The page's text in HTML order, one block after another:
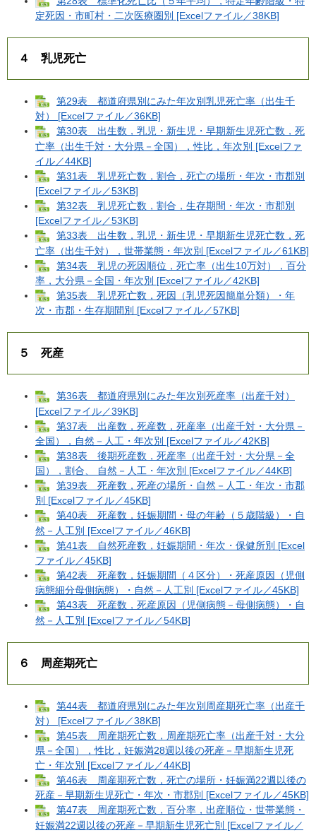
定死因・市町村・二次医療圏別 [Excelファイル／38KB]
４ 乳児死亡
第29表 都道府県別にみた年次別乳児死亡率（出生千
対） [Excelファイル／36KB]
第30表 出生数，乳児・新生児・早期新生児死亡数，死
亡率（出生千対・大分県－全国），性比，年次別 [Excelファ
イル／44KB]
第31表 乳児死亡数，割合，死亡の場所・年次・市郡別
[Excelファイル／53KB]
第32表 乳児死亡数，割合，生存期間・年次・市郡別
[Excelファイル／53KB]
第33表 出生数，乳児・新生児・早期新生児死亡数，死
亡率（出生千対），世帯業態・年次別 [Excelファイル／61KB]
第34表 乳児の死因順位，死亡率（出生10万対），百分
率，大分県－全国・年次別 [Excelファイル／42KB]
第35表 乳児死亡数，死因（乳児死因簡単分類）・年
次・市郡・生存期間別 [Excelファイル／57KB]
５ 死産
第36表 都道府県別にみた年次別死産率（出産千対）
[Excelファイル／39KB]
第37表 出産数，死産数，死産率（出産千対・大分県－
全国），自然－人工・年次別 [Excelファイル／42KB]
第38表 後期死産数，死産率（出産千対・大分県－全
国），割合、 自然－人工・年次別 [Excelファイル／44KB]
第39表 死産数，死産の場所・自然－人工・年次・市郡
別 [Excelファイル／45KB]
第40表 死産数，妊娠期間・母の年齢（５歳階級）・自
然－人工別 [Excelファイル／46KB]
第41表 自然死産数，妊娠期間・年次・保健所別 [Excel
ファイル／45KB]
第42表 死産数，妊娠期間（４区分）・死産原因（児側
病態細分母側病態）・自然－人工別 [Excelファイル／45KB]
第43表 死産数，死産原因（児側病態－母側病態）・自
然－人工別 [Excelファイル／54KB]
６ 周産期死亡
第44表 都道府県別にみた年次別周産期死亡率（出産千
対） [Excelファイル／38KB]
第45表 周産期死亡数，周産期死亡率（出産千対・大分
県－全国），性比，妊娠満28週以後の死産－早期新生児死
亡・年次別 [Excelファイル／44KB]
第46表 周産期死亡数，死亡の場所・妊娠満22週以後の
死産－早期新生児死亡・年次・市郡別 [Excelファイル／45KB]
第47表 周産期死亡数，百分率，出産順位・世帯業態・
妊娠満22週以後の死産－早期新生児死亡別 [Excelファイル／